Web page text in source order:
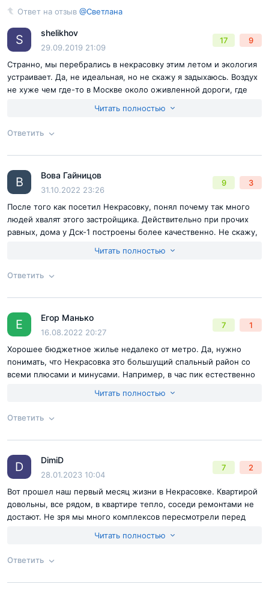
Недостатки: ЭКОЛОГИЯ, ТРАНСПОРТНЫЕ ПРОБЛЕМЫ
Ответ на отзыв @Светлана
Согласен с
Ответ на отзыв @Светлана
S shelikhov
29.09.2019 21:09
17 9
Странно, мы перебрались в некрасовку этим летом и экология
устраивает. Да, не идеальная, но не скажу я задыхаюсь. Воздух
не хуже чем где-то в Москве около оживленной дороги, где
Читать полностью
Ответить
Ответ на отзыв
Согласен справилами публикациина сайте
Отправить комментарий
В Вова Гайницов
31.10.2022 23:26
9 3
После того как посетил Некрасовку, понял почему так много
людей хвалят этого застройщика. Действительно при прочих
равных, дома у Дск-1 построены более качественно. Не скажу,
Но она сделана хорошо, то же самое касается коммуникаций.
Достоинства:квартиры с отделкой, развитый район, застройщик
Недостатки:напрямую у застройщика не купишь, мало
вариантов квартир
Читать полностью
Ответить
Ответ на отзыв
Согласен справилами публикациина сайте
Отправить комментарий
Е Егор Манько
16.08.2022 20:27
7 1
Хорошее бюджетное жилье недалеко от метро. Да, нужно
понимать, что Некрасовка это большущий спальный район со
всеми плюсами и минусами. Например, в час пик естественно
января, в целом жильем доволен, за свои деньги достойный
Недостатки:если устраивает локация, то в остальном
Читать полностью
Ответить
Ответ на отзыв
Согласен справилами публикациина сайте
D DimiD
28.01.2023 10:04
7 2
Вот прошел наш первый месяц жизни в Некрасовке. Квартирой
довольны, все рядом, в квартире тепло, соседи ремонтами не
достают. Не зря мы много комплексов пересмотрели перед
Достоинства:
Недостатки:заселились всего месяц назад пока сложно сказать
Читать полностью
Ответить